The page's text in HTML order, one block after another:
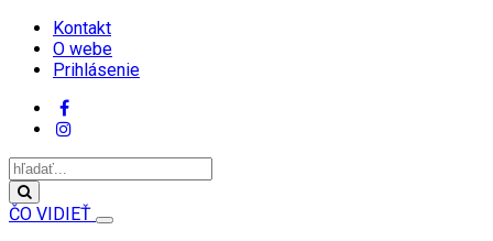
Kontakt
O webe
Prihlásenie
ČO VIDIEŤ